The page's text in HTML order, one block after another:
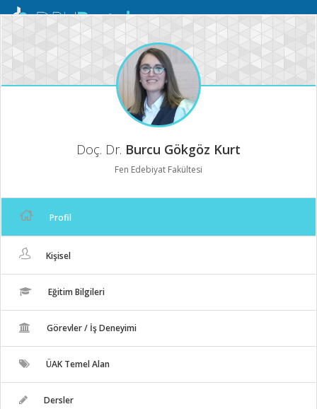
Mobil
Doç. Dr. Burcu Gökgöz Kurt
Fen Edebiyat Fakültesi
Profil
Kişisel
Eğitim Bilgileri
Görevler / İş Deneyimi
ÜAK Temel Alan
Dersler